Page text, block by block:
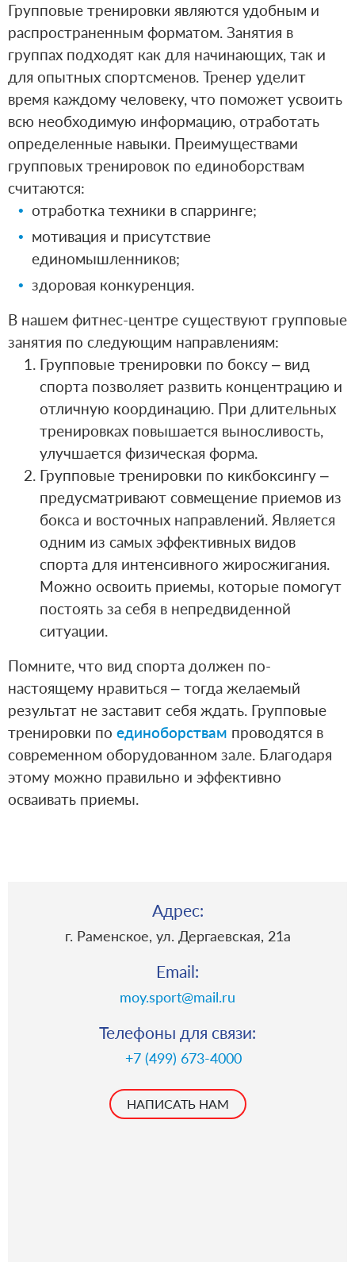
Групповые тренировки являются удобным и
распространенным форматом. Занятия в
группах подходят как для начинающих, так и
для опытных спортсменов. Тренер уделит
время каждому человеку, что поможет усвоить
всю необходимую информацию, отработать
определенные навыки. Преимуществами
групповых тренировок по единоборствам
считаются:
отработка техники в спарринге;
мотивация и присутствие
единомышленников;
здоровая конкуренция.
В нашем фитнес-центре существуют групповые
занятия по следующим направлениям:
Групповые тренировки по боксу – вид
спорта позволяет развить концентрацию и
отличную координацию. При длительных
тренировках повышается выносливость,
улучшается физическая форма.
Групповые тренировки по кикбоксингу –
предусматривают совмещение приемов из
бокса и восточных направлений. Является
одним из самых эффективных видов
спорта для интенсивного жиросжигания.
Можно освоить приемы, которые помогут
постоять за себя в непредвиденной
ситуации.
Помните, что вид спорта должен по-
настоящему нравиться – тогда желаемый
результат не заставит себя ждать. Групповые
тренировки по единоборствам проводятся в
современном оборудованном зале. Благодаря
этому можно правильно и эффективно
осваивать приемы.
Адрес:
г. Раменское, ул. Дергаевская, 21a
Email:
moy.sport@mail.ru
Телефоны для связи:
+7 (499) 673-4000
НАПИСАТЬ НАМ